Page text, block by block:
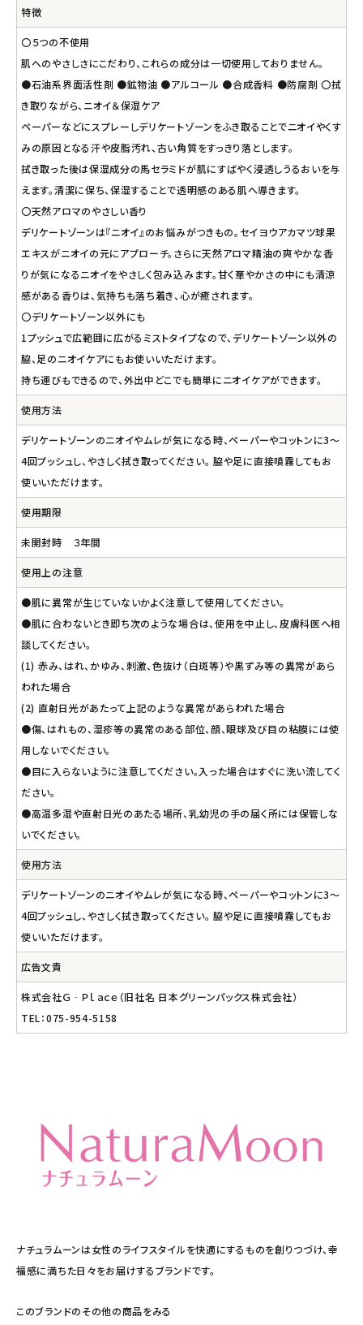
特徴
〇５つの不使用
肌へのやさしさにこだわり、これらの成分は一切使用しておりません。
●石油系界面活性剤 ●鉱物油 ●アルコール ●合成香料 ●防腐剤 〇拭
き取りながら、ニオイ＆保湿ケア
ペーパーなどにスプレーしデリケートゾーンをふき取ることでニオイやくす
みの原因となる汗や皮脂汚れ、古い角質をすっきり落とします。
拭き取った後は保湿成分の馬セラミドが肌にすばやく浸透しうるおいを与
えます。清潔に保ち、保湿することで透明感のある肌へ導きます。
〇天然アロマのやさしい香り
デリケートゾーンは『ニオイ』のお悩みがつきもの。セイヨウアカマツ球果
エキスがニオイの元にアプローチ。さらに天然アロマ精油の爽やかな香
りが気になるニオイをやさしく包み込みます。甘く華やかさの中にも清涼
感がある香りは、気持ちも落ち着き、心が癒されます。
〇デリケートゾーン以外にも
1プッシュで広範囲に広がるミストタイプなので、デリケートゾーン以外の
脇、足のニオイケアにもお使いいただけます。
持ち運びもできるので、外出中どこでも簡単にニオイケアができます。
使用方法
デリケートゾーンのニオイやムレが気になる時、ペーパーやコットンに3～
4回プッシュし、やさしく拭き取ってください。 脇や足に直接噴霧してもお
使いいただけます。
使用期限
未開封時 ３年間
使用上の注意
●肌に異常が生じていないかよく注意して使用してください。
●肌に合わないとき即ち次のような場合は、使用を中止し、皮膚科医へ相
談してください。
(1) 赤み、はれ、かゆみ、刺激、色抜け（白斑等）や黒ずみ等の異常があら
われた場合
(2) 直射日光があたって上記のような異常があらわれた場合
●傷、はれもの、湿疹等の異常のある部位、顔、眼球及び目の粘膜には使
用しないでください。
●目に入らないように注意してください。入った場合はすぐに洗い流してく
ださい。
●高温多湿や直射日光のあたる場所、乳幼児の手の届く所には保管しな
いでください。
使用方法
デリケートゾーンのニオイやムレが気になる時、ペーパーやコットンに3～
4回プッシュし、やさしく拭き取ってください。 脇や足に直接噴霧してもお
使いいただけます。
広告文責
株式会社Ｇ‐Ｐｌａｃｅ（旧社名 日本グリーンパックス株式会社）
TEL：075-954-5158
ナチュラムーンは女性のライフスタイルを快適にするものを創りつづけ、幸
福感に満ちた日々をお届けするブランドです。
このブランドのその他の商品をみる